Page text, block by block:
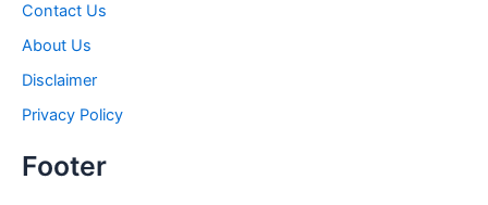
Contact Us
About Us
Disclaimer
Privacy Policy
Footer